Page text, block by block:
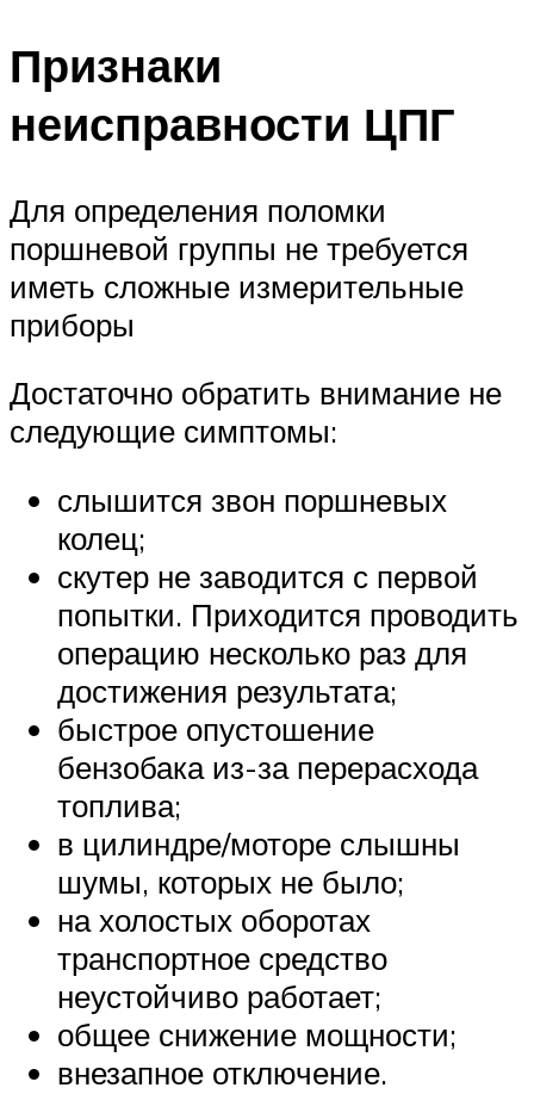
Признаки
неисправности ЦПГ
Для определения поломки
поршневой группы не требуется
иметь сложные измерительные
приборы
Достаточно обратить внимание не
следующие симптомы:
слышится звон поршневых
колец;
скутер не заводится с первой
попытки. Приходится проводить
операцию несколько раз для
достижения результата;
быстрое опустошение
бензобака из-за перерасхода
топлива;
в цилиндре/моторе слышны
шумы, которых не было;
на холостых оборотах
транспортное средство
неустойчиво работает;
общее снижение мощности;
внезапное отключение.